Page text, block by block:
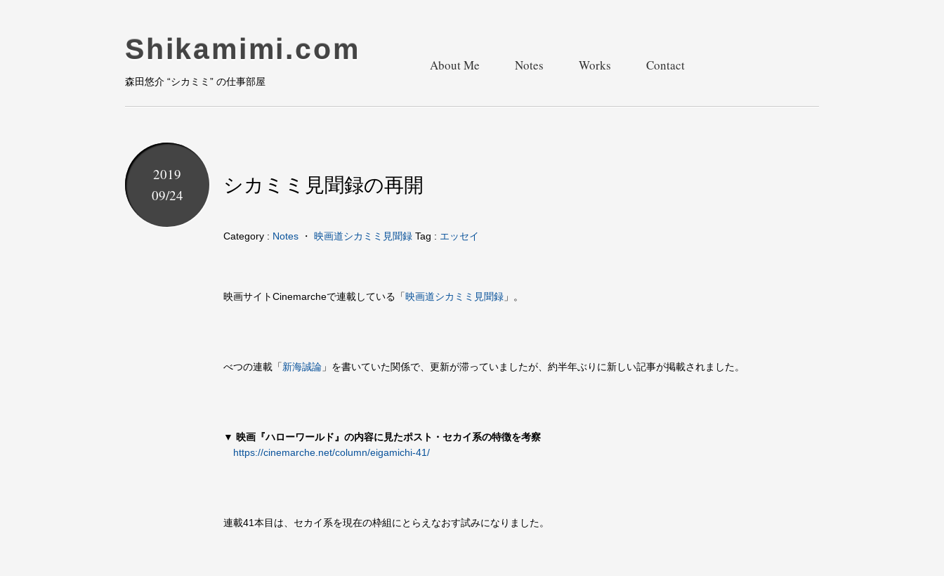
Shikamimi.com
森田悠介 “シカミミ” の仕事部屋
About Me Notes Works Contact
シカミミ見聞録の再開
2019
09/24
Category : Notes ・ 映画道シカミミ見聞録 Tag : エッセイ
映画サイトCinemarcheで連載している「映画道シカミミ見聞録 」。
べつの連載「新海誠論 」を書いていた関係で、更新が滞っていましたが、約半年ぶりに新しい記事が掲載されました。
▼ 映画『ハローワールド』の内容に見たポスト・セカイ系の特徴を考察
https://cinemarche.net/column/eigamichi-41/
連載41本目は、セカイ系を現在の枠組にとらえなおす試みになりました。